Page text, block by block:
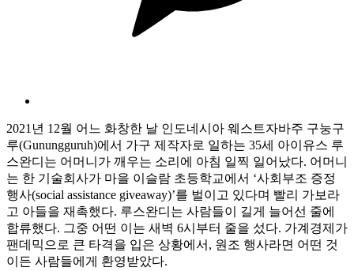
2021년 12월 어느 화창한 날 인도네시아 웨스트자바주 구눙구
루(Gunungguruh)에서 가구 제작자로 일하는 35세 아이유스 루
스완디는 어머니가 깨우는 소리에 아침 일찍 일어났다. 어머니
는 한 기술회사가 마을 이슬람 초등학교에서 ‘사회부조 증정
행사(social assistance giveaway)’를 벌이고 있다며 빨리 가보라
고 아들을 재촉했다. 루스완디는 사람들이 길게 늘어선 줄에
합류했다. 그중 어떤 이는 새벽 6시부터 줄을 섰다. 가계경제가
팬데믹으로 큰 타격을 입은 상황에서, 원조 행사라면 어떤 것
이든 사람들에게 환영받았다.